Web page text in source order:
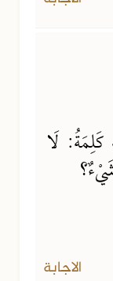
لَا
الاجابة